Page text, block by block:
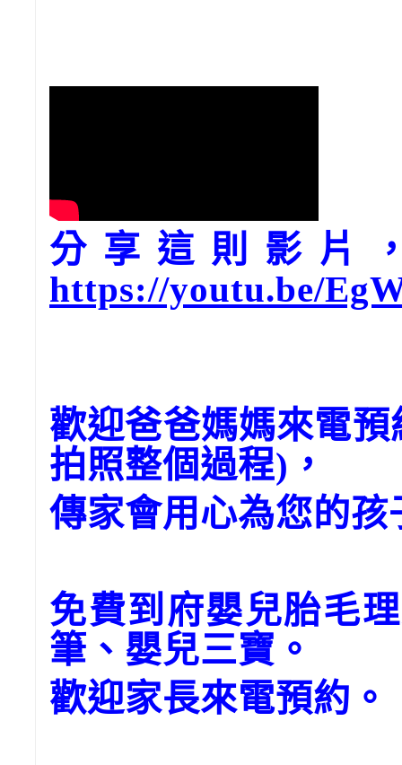
分享這則影片
https://youtu.be/
歡迎爸爸媽媽來電
拍照整個過程)，
傳家會用心為您的
免費到府嬰兒胎毛
筆、嬰兒三寶。
歡迎家長來電預約。